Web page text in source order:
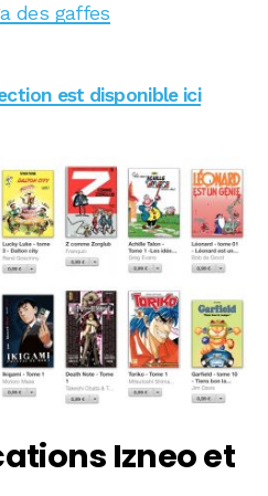
des gaffes
est disponible ici
Izneo et